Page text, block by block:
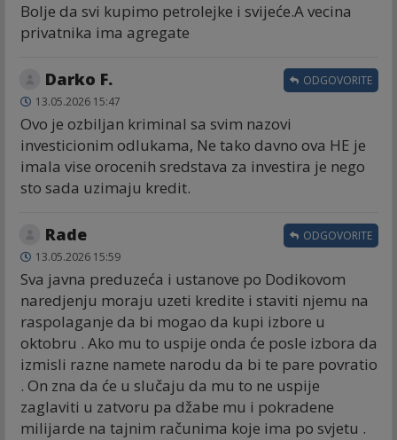
Bolje da svi kupimo petrolejke i svijeće.A vecina
privatnika ima agregate
Darko F.
13.05.2026 15:47
Ovo je ozbiljan kriminal sa svim nazovi
investicionim odlukama, Ne tako davno ova HE je
imala vise orocenih sredstava za investira je nego
sto sada uzimaju kredit.
ODGOVORITE
Rade
13.05.2026 15:59
Sva javna preduzeća i ustanove po Dodikovom
naredjenju moraju uzeti kredite i staviti njemu na
raspolaganje da bi mogao da kupi izbore u
oktobru . Ako mu to uspije onda će posle izbora da
izmisli razne namete narodu da bi te pare povratio
. On zna da će u slučaju da mu to ne uspije
zaglaviti u zatvoru pa džabe mu i pokradene
milijarde na tajnim računima koje ima po svjetu .
ODGOVORITE